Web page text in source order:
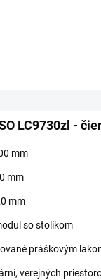
LC9730zl -
mm
mm
mm
so stolíkom
práškovým
verejných